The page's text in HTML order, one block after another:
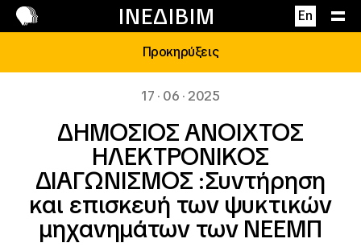
ΙΝΕΔΙΒΙΜ En
Επικοινωνία
Προκηρύξεις
17 · 06 · 2025
ΔΗΜΟΣΙΟΣ ΑΝΟΙΧΤΟΣ
ΗΛΕΚΤΡΟΝΙΚΟΣ
ΔΙΑΓΩΝΙΣΜΟΣ :Συντήρηση
και επισκευή των ψυκτικών
μηχανημάτων των ΝΕΕΜΠ